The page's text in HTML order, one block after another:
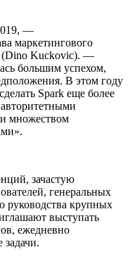
—
маркетингового
(Dino Kuckovic). —
большим успехом,
В этом году
Spark еще более
множеством
зачастую
генеральных
руководства крупных
выступать
ежедневно
задачи.